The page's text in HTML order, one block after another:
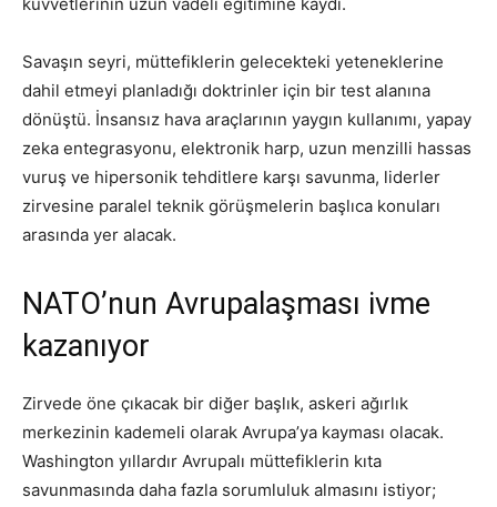
kuvvetlerinin uzun vadeli eğitimine kaydı.
Savaşın seyri, müttefiklerin gelecekteki yeteneklerine
dahil etmeyi planladığı doktrinler için bir test alanına
dönüştü. İnsansız hava araçlarının yaygın kullanımı, yapay
zeka entegrasyonu, elektronik harp, uzun menzilli hassas
vuruş ve hipersonik tehditlere karşı savunma, liderler
zirvesine paralel teknik görüşmelerin başlıca konuları
arasında yer alacak.
NATO’nun Avrupalaşması ivme
kazanıyor
Zirvede öne çıkacak bir diğer başlık, askeri ağırlık
merkezinin kademeli olarak Avrupa’ya kayması olacak.
Washington yıllardır Avrupalı müttefiklerin kıta
savunmasında daha fazla sorumluluk almasını istiyor;